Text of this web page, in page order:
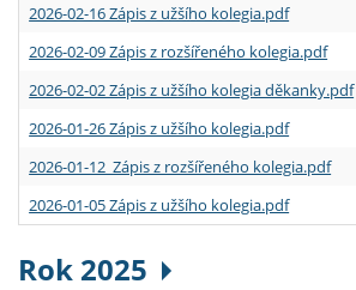
2026-02-16 Zápis z užšího kolegia.pdf
2026-02-09 Zápis z rozšířeného kolegia.pdf
2026-02-02 Zápis z užšího kolegia děkanky.pdf
2026-01-26 Zápis z užšího kolegia.pdf
2026-01-12 Zápis z rozšířeného kolegia.pdf
2026-01-05 Zápis z užšího kolegia.pdf
Rok 2025